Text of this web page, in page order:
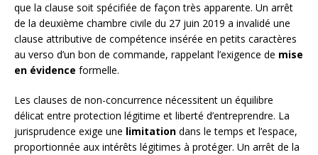
que la clause soit spécifiée de façon très apparente. Un arrêt
de la deuxième chambre civile du 27 juin 2019 a invalidé une
clause attributive de compétence insérée en petits caractères
au verso d’un bon de commande, rappelant l’exigence de mise
en évidence formelle.
Les clauses de non-concurrence nécessitent un équilibre
délicat entre protection légitime et liberté d’entreprendre. La
jurisprudence exige une limitation dans le temps et l’espace,
proportionnée aux intérêts légitimes à protéger. Un arrêt de la